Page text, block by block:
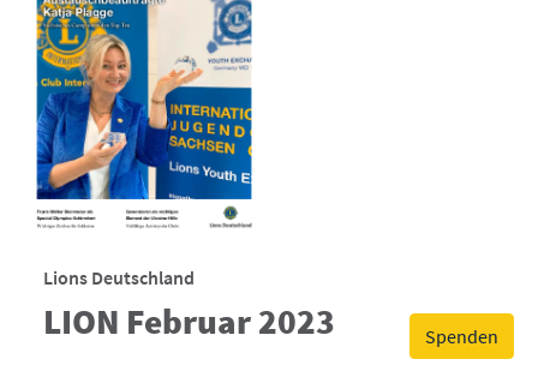
Spenden
Lions Deutschland
LION Februar 2023